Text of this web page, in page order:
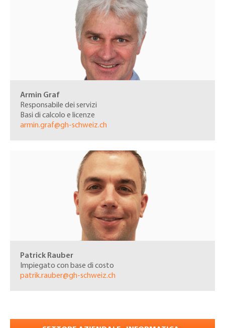
Armin Graf
Responsabile dei servizi
Basi di calcolo e licenze
armin.graf@gh-schweiz.ch
Patrick Rauber
Impiegato con base di costo
patrik.rauber@gh-schweiz.ch